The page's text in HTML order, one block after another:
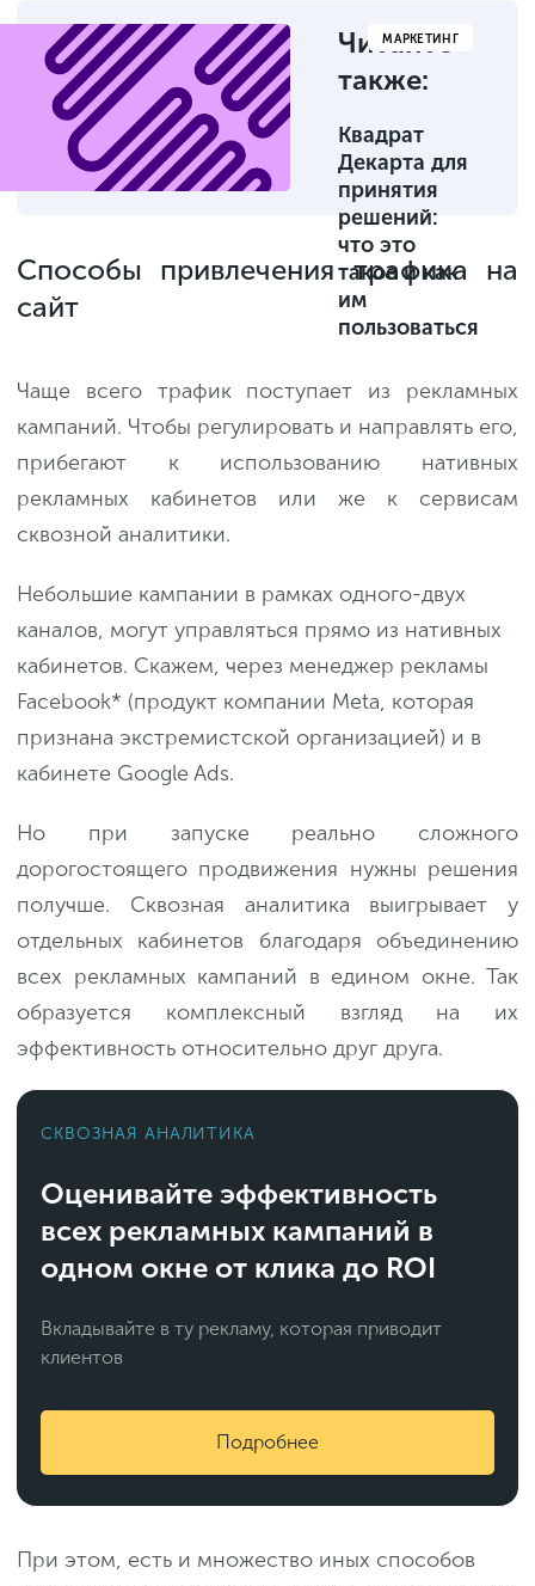
МАРКЕТИНГ
Читайте
также:
Квадрат
Декарта для
принятия
решений:
что это
такое и как
им
пользоваться
Способы привлечения трафика на
сайт
Чаще всего трафик поступает из рекламных
кампаний. Чтобы регулировать и направлять его,
прибегают к использованию нативных
рекламных кабинетов или же к сервисам
сквозной аналитики.
Небольшие кампании в рамках одного-двух
каналов, могут управляться прямо из нативных
кабинетов. Скажем, через менеджер рекламы
Facebook* (продукт компании Meta, которая
признана экстремистской организацией) и в
кабинете Google Ads.
Но при запуске реально сложного
дорогостоящего продвижения нужны решения
получше. Сквозная аналитика выигрывает у
отдельных кабинетов благодаря объединению
всех рекламных кампаний в едином окне. Так
образуется комплексный взгляд на их
эффективность относительно друг друга.
СКВОЗНАЯ АНАЛИТИКА
Оценивайте эффективность
всех рекламных кампаний в
одном окне от клика до ROI
Вкладывайте в ту рекламу, которая приводит
клиентов
Подробнее
При этом, есть и множество иных способов